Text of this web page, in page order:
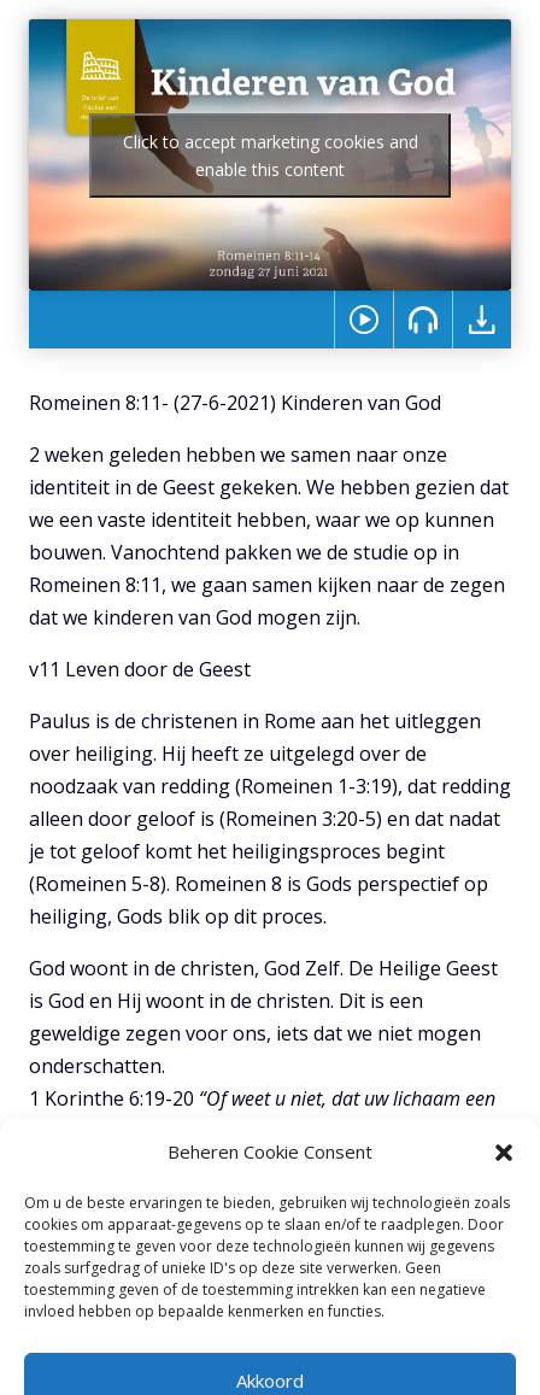
Beheren Cookie Consent
Om u de beste ervaringen te bieden, gebruiken wij technologieën zoals
cookies om apparaat-gegevens op te slaan en/of te raadplegen. Door
toestemming te geven voor deze technologieën kunnen wij gegevens
zoals surfgedrag of unieke ID's op deze site verwerken. Geen
toestemming geven of de toestemming intrekken kan een negatieve
invloed hebben op bepaalde kenmerken en functies.
Akkoord
Click to accept marketing cookies and
enable this content
Romeinen 8:11- (27-6-2021) Kinderen van God
2 weken geleden hebben we samen naar onze
identiteit in de Geest gekeken. We hebben gezien dat
we een vaste identiteit hebben, waar we op kunnen
bouwen. Vanochtend pakken we de studie op in
Romeinen 8:11, we gaan samen kijken naar de zegen
dat we kinderen van God mogen zijn.
v11 Leven door de Geest
Paulus is de christenen in Rome aan het uitleggen
over heiliging. Hij heeft ze uitgelegd over de
noodzaak van redding (Romeinen 1-3:19), dat redding
alleen door geloof is (Romeinen 3:20-5) en dat nadat
je tot geloof komt het heiligingsproces begint
(Romeinen 5-8). Romeinen 8 is Gods perspectief op
heiliging, Gods blik op dit proces.
God woont in de christen, God Zelf. De Heilige Geest
is God en Hij woont in de christen. Dit is een
geweldige zegen voor ons, iets dat we niet mogen
onderschatten.
1 Korinthe 6:19-20 “Of weet u niet, dat uw lichaam een
God hebt ontvangen, en dat u niet van uzelf bent? U bent
immers duur gekocht. Verheerlijk daarom God in uw
lichaam en in uw geest, die van God zijn.”
TOON VOLLEDIGE NOTITIES